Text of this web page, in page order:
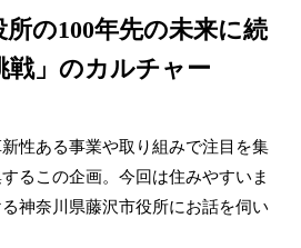
の100年先の未来に続
戦」のカルチャー
性ある事業や取り組みで注目を集
るこの企画。今回は住みやすいま
神奈川県藤沢市役所にお話を伺い